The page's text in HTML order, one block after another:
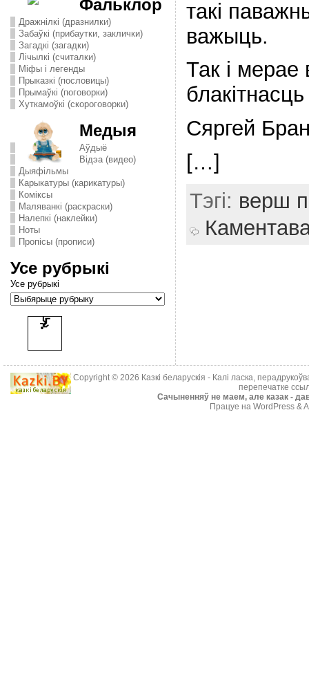
Фальклор
Дражнілкі (дразнилки)
Забаўкі (прибаутки, заклички)
Загадкі (загадки)
Лічылкі (считалки)
Міфы і легенды
Прыказкі (пословицы)
Прымаўкі (поговорки)
Хуткамоўкі (скороговорки)
Медыя
Аўдыё
Відэа (видео)
Дыяфільмы
Карыкатуры (карикатуры)
Комiксы
Маляванкі (раскраски)
Налепкі (наклейки)
Ноты
Пропісы (прописи)
Усе рубрыкі
Усе рубрыкі
такі
важыць.
Так і мерае
Сяргей
[…]
Тэгі: верш
Copyright © 2026 Казкі беларускія - Калі ласка,
перепечатке
Cачыненняў не маем, але казак -
Працуе на WordPress &